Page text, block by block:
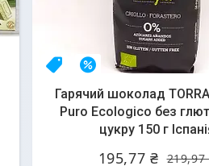
НОВИНКА–11%
Гарячий шоколад
Puro Ecologico без
цукру 150 г
219,97
195,77 ₴